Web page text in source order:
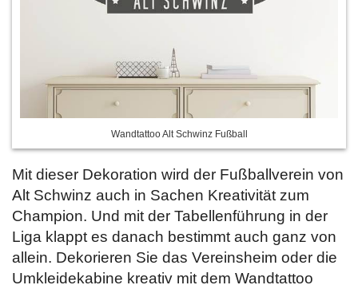
Wandtattoo Alt Schwinz Fußball
Mit dieser Dekoration wird der Fußballverein von
Alt Schwinz auch in Sachen Kreativität zum
Champion. Und mit der Tabellenführung in der
Liga klappt es danach bestimmt auch ganz von
allein. Dekorieren Sie das Vereinsheim oder die
Umkleidekabine kreativ mit dem Wandtattoo